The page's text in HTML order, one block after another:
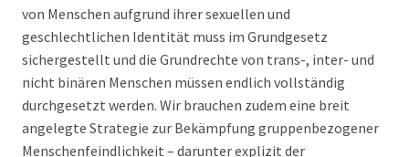
von Menschen aufgrund ihrer sexuellen und
geschlechtlichen Identität muss im Grundgesetz
sichergestellt und die Grundrechte von trans-, inter- und
nicht binären Menschen müssen endlich vollständig
durchgesetzt werden. Wir brauchen zudem eine breit
angelegte Strategie zur Bekämpfung gruppenbezogener
Menschenfeindlichkeit – darunter explizit der